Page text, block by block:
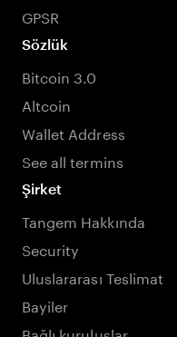
GPSR
Sözlük
Bitcoin 3.0
Altcoin
Wallet Address
See all termins
Şirket
Tangem Hakkında
Security
Uluslararası Teslimat
Bayiler